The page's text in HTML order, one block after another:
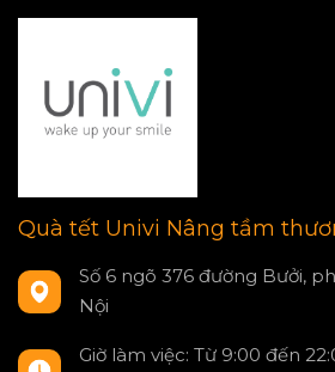
Quà tết Univi Nâng tầm
Số 6 ngõ 376 đường Bưởi,
Nội
Giờ làm việc: Từ 9:00 đến